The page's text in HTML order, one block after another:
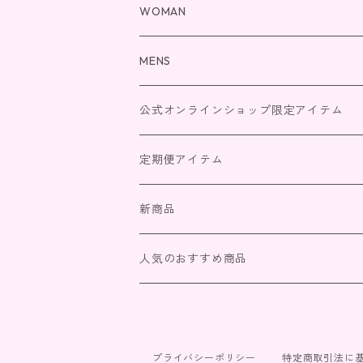
WOMAN
ボディクリーム
シャンプー＆トリートメント
クレイクリームシャンプー
ボディーソープ
ユニセックスボディソープ
基礎化粧品【スキンケア】
MENS
ボディクリーム
シャンプー＆トリートメント
ボディソープ
公式オンラインショップ限定アイテム
2026福袋
定期便アイテム
WOMAN
ボディクリーム
MENS
新商品
人気のおすすめ商品
プライバシーポリシー 特定商取引法に